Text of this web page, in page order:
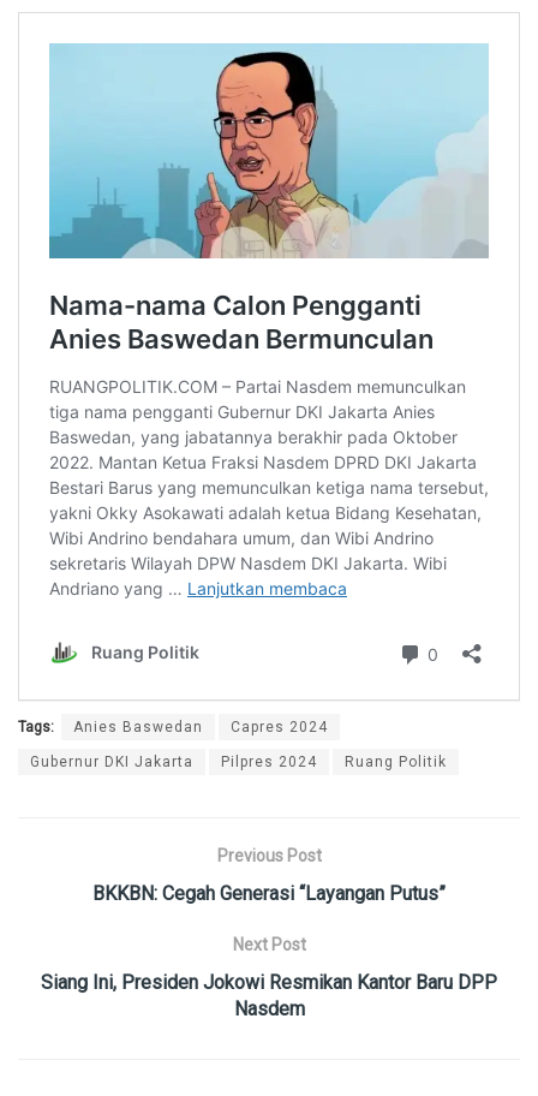
Tags: Anies Baswedan Capres 2024
Gubernur DKI Jakarta Pilpres 2024 Ruang Politik
Previous Post
BKKBN: Cegah Generasi “Layangan Putus”
Next Post
Siang Ini, Presiden Jokowi Resmikan Kantor Baru DPP
Nasdem